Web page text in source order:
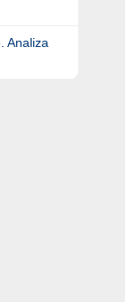
Analiza